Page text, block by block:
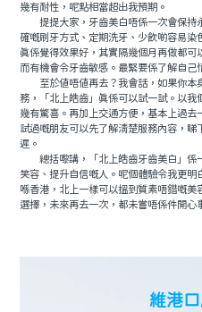
幾有耐性，呢點相當超出我預期。
提提大家，牙齒美白唔係一次會保持
確嘅刷牙方式、定期洗牙、少飲啲容易
真係覺得效果好，其實隔幾個月再做都
而有機會令牙齒敏感。最緊要係了解自己
至於值唔值再去？我會話，如果你本
務，「北上皓齒」真係可以試一試。以
幾有驚喜。再加上交通方便，基本上過
試過嘅朋友可以先了解清楚服務內容，
遲。
總括嚟講，「北上皓齒牙齒美白」係
笑容、提升自信嘅人。呢個體驗令我更
喺香港，北上一樣可以搵到質素唔錯嘅
選擇，未來再去一次，都未嘗唔係件開心
維港